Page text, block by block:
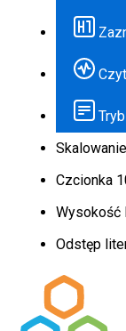
Czcionka
Wysokość
Odstęp